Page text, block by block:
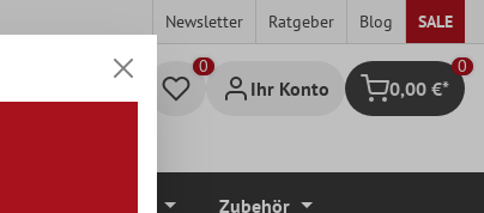
Newsletter Ratgeber Blog SALE
Ihr Konto Warenkorb
0
0,00 €*
Zubehör